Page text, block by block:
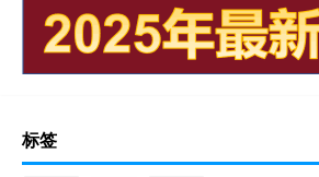
标签